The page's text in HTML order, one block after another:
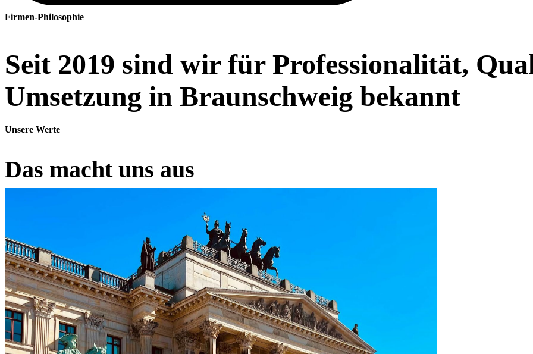
Firmen-Philosophie
Seit 2019 sind wir für Professionalität,
Umsetzung in Braunschweig bekannt
Unsere Werte
Das macht uns aus